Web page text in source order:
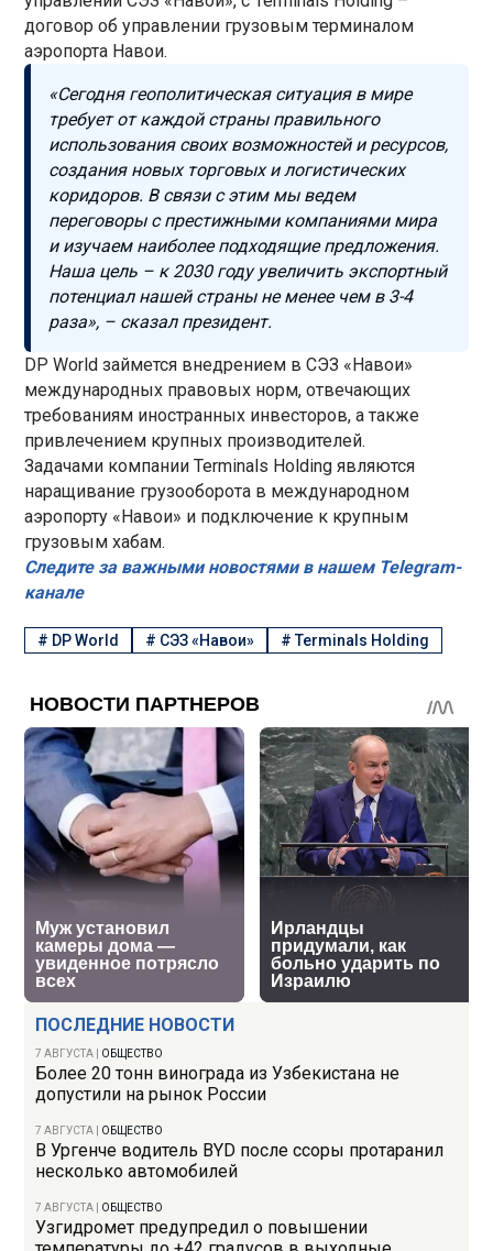
ПОСЛЕДНИЕ НОВОСТИ
7 АВГУСТА ОБЩЕСТВО
Более 20 тонн винограда из Узбекистана не
допустили на рынок России
7 АВГУСТА ОБЩЕСТВО
В Ургенче водитель BYD после ссоры протаранил
несколько автомобилей
7 АВГУСТА ОБЩЕСТВО
Узгидромет предупредил о повышении
договор об управлении грузовым терминалом
аэропорта Навои.
«Сегодня геополитическая ситуация в мире
требует от каждой страны правильного
использования своих возможностей и ресурсов,
создания новых торговых и логистических
коридоров. В связи с этим мы ведем
переговоры с престижными компаниями мира
и изучаем наиболее подходящие предложения.
Наша цель – к 2030 году увеличить экспортный
потенциал нашей страны не менее чем в 3-4
раза», – сказал президент.
DP World займется внедрением в СЭЗ «Навои»
международных правовых норм, отвечающих
требованиям иностранных инвесторов, а также
привлечением крупных производителей.
Задачами компании Terminals Holding являются
наращивание грузооборота в международном
аэропорту «Навои» и подключение к крупным
грузовым хабам.
Следите за важными новостями в нашем Telegram-
канале
# DP World # СЭЗ «Навои» #Terminals Holding